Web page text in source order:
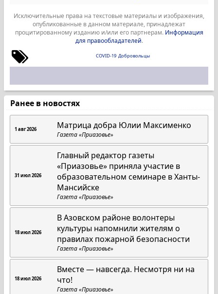
Исключительные права на текстовые материалы и изображения,
опубликованные в данном материале, принадлежат
процитированному изданию и/или его партнерам. Информация
для правообладателей.
COVID-19 Добровольцы
Ранее в новостях
1 авг 2026 Матрица добра Юлии Максименко
Газета «Приазовье»
31 июл 2026
Главный редактор газеты
«Приазовье» приняла участие в
образовательном семинаре в Ханты-
Мансийске
Газета «Приазовье»
18 июл 2026
В Азовском районе волонтеры
культуры напомнили жителям о
правилах пожарной безопасности
Газета «Приазовье»
18 июл 2026
Вместе — навсегда. Несмотря ни на
что!
Газета «Приазовье»